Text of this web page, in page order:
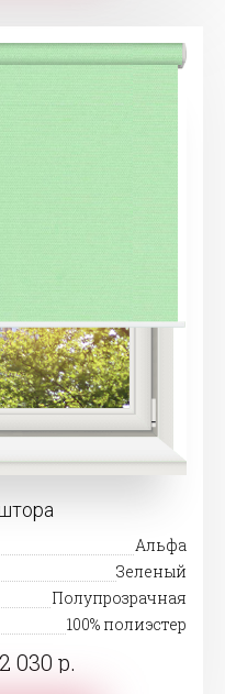
Альфа
Зеленый
Полупрозрачная
100% полиэстер
2 030 р.